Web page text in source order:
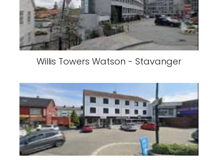
Willis Towers Watson - Stavanger